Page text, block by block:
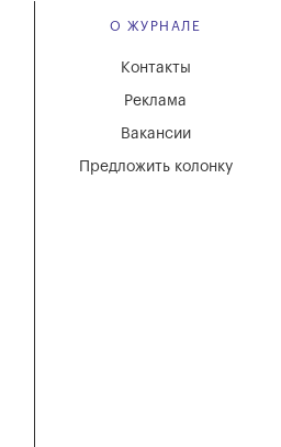
О ЖУРНАЛЕ
Вакансии
Реклама
Контакты
Предложить колонку